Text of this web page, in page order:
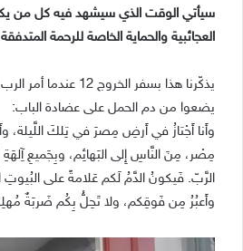
سيأتي الوقت الذي سيشهد فيه كل من
العجائبية والحماية الخاصة للرحمة
يذكّرنا هذا بسفر الخروج
يضعوا من دم الحمل على عضادة الباب:
وأَنا أَجْتازُ في أَرضِ مِصرَ في تِلكَ
مِصْر، مِنَ النَّاسِ إِلى البَهائِم، وبِجَميعِ آِلهَةِ
الرَّبّ. فَيكونُ الدَّمُ لَكم عَلامةً على البُيوتِ
وأَعبُرُ مِن فَوقِكم، ولا تَحِلُّ بِكُم ضَربَةٌ